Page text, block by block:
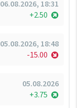
06.08.2026, 18:31
+2.50
05.08.2026, 18:48
-15.00
05.08.2026
+3.75